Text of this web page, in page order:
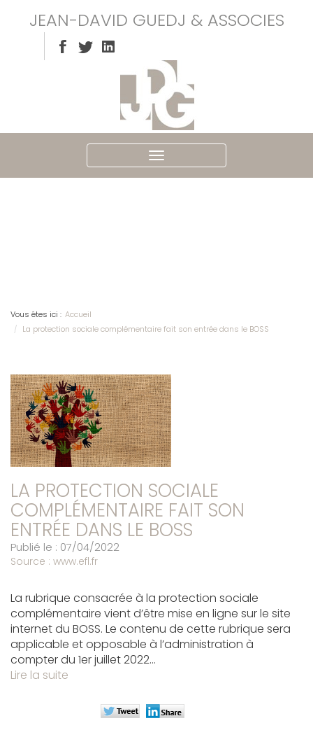
JEAN-DAVID GUEDJ & ASSOCIES
Ouvrir
le
Vous êtes ici : Accueil
La protection sociale complémentaire fait son entrée dans le BOSS
LA PROTECTION SOCIALE
COMPLÉMENTAIRE FAIT SON
ENTRÉE DANS LE BOSS
Publié le : 07/04/2022
Source : www.efl.fr
La rubrique consacrée à la protection sociale
complémentaire vient d’être mise en ligne sur le site
internet du BOSS. Le contenu de cette rubrique sera
applicable et opposable à l’administration à
compter du 1er juillet 2022...
Lire la suite